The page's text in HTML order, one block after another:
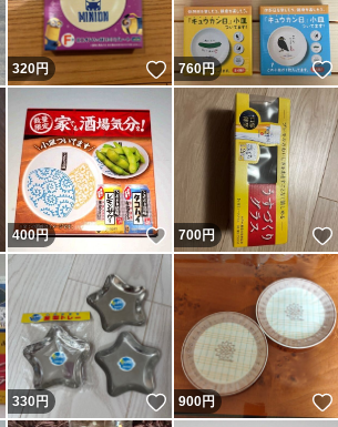
いいね！
320円 いいね！
760円
いいね！
400円 いいね！
700円
いいね！
330円 いいね！
900円